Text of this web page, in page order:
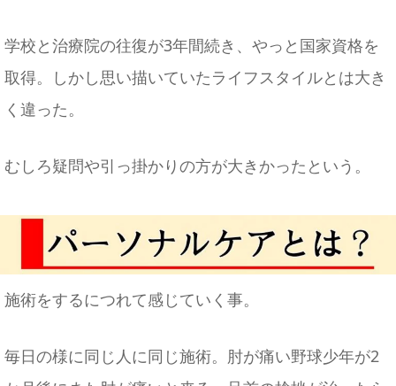
学校と治療院の往復が3年間続き、やっと国家資格を
取得。しかし思い描いていたライフスタイルとは大き
く違った。
むしろ疑問や引っ掛かりの方が大きかったという。
施術をするにつれて感じていく事。
毎日の様に同じ人に同じ施術。肘が痛い野球少年が2